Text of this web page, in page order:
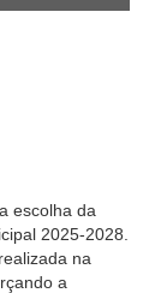
escolha da
2025-2028.
na
a